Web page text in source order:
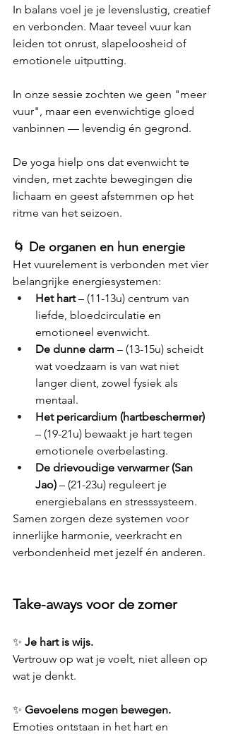
In balans voel je je levenslustig, creatief
en verbonden. Maar teveel vuur kan
leiden tot onrust, slapeloosheid of
emotionele uitputting.
In onze sessie zochten we geen "meer
vuur", maar een evenwichtige gloed
vanbinnen — levendig én gegrond.
De yoga hielp ons dat evenwicht te
vinden, met zachte bewegingen die
lichaam en geest afstemmen op het
ritme van het seizoen.
🌀 De organen en hun energie
Het vuurelement is verbonden met vier
belangrijke energiesystemen:
Het hart – (11-13u) centrum van
liefde, bloedcirculatie en
emotioneel evenwicht.
De dunne darm – (13-15u) scheidt
wat voedzaam is van wat niet
langer dient, zowel fysiek als
mentaal.
Het pericardium (hartbeschermer)
– (19-21u) bewaakt je hart tegen
emotionele overbelasting.
De drievoudige verwarmer (San
Jao) – (21-23u) reguleert je
energiebalans en stresssysteem.
Samen zorgen deze systemen voor
innerlijke harmonie, veerkracht en
verbondenheid met jezelf én anderen.
Take-aways voor de zomer
✨ Je hart is wijs.
Vertrouw op wat je voelt, niet alleen op
wat je denkt.
✨ Gevoelens mogen bewegen.
Emoties ontstaan in het hart en